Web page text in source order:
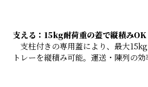
支える：15kg耐荷重の蓋で縦積みOK
支柱付きの専用蓋により、最大15kg
トレーを縦積み可能。運送・陳列の効